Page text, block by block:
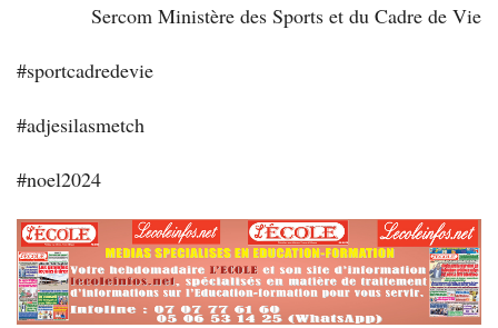
Sercom Ministère des Sports et du Cadre de Vie
#sportcadredevie
#adjesilasmetch
#noel2024